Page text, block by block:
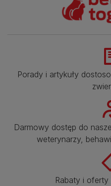
Porady i artykuły
Darmowy dostęp do
weterynarzy,
Rabaty i oferty